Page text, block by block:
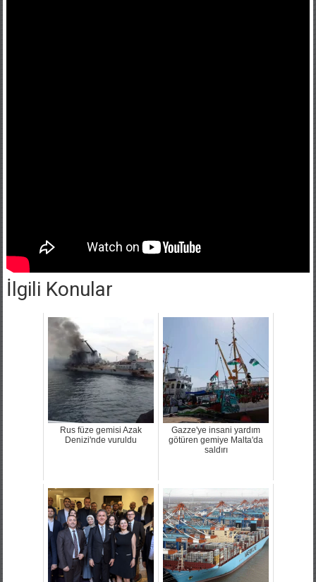
İlgili Konular
Rus füze gemisi Azak
Denizi'nde vuruldu
Gazze'ye insani yardım
götüren gemiye Malta'da
saldırı